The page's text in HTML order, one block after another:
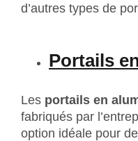
d’autres types de
Portails
Les portails en
fabriqués par
option idéale pour